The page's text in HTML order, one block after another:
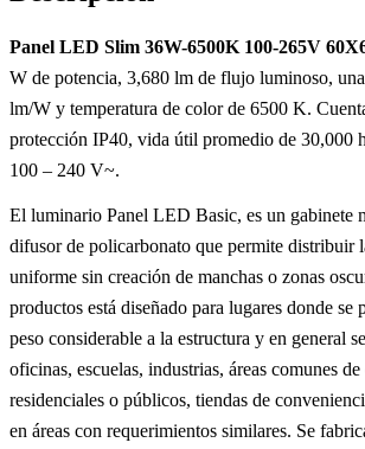
Panel LED Slim 36W-6500K 100-265V
W de potencia, 3,680 lm de flujo luminoso,
lm/W y temperatura de color de 6500 K.
protección IP40, vida útil promedio de 30,000
100 – 240 V~.
El luminario Panel LED Basic, es un gabinete
difusor de policarbonato que permite distribuir
uniforme sin creación de manchas o zonas
productos está diseñado para lugares donde se
peso considerable a la estructura y en general
oficinas, escuelas, industrias, áreas comunes
residenciales o públicos, tiendas de
en áreas con requerimientos similares. Se